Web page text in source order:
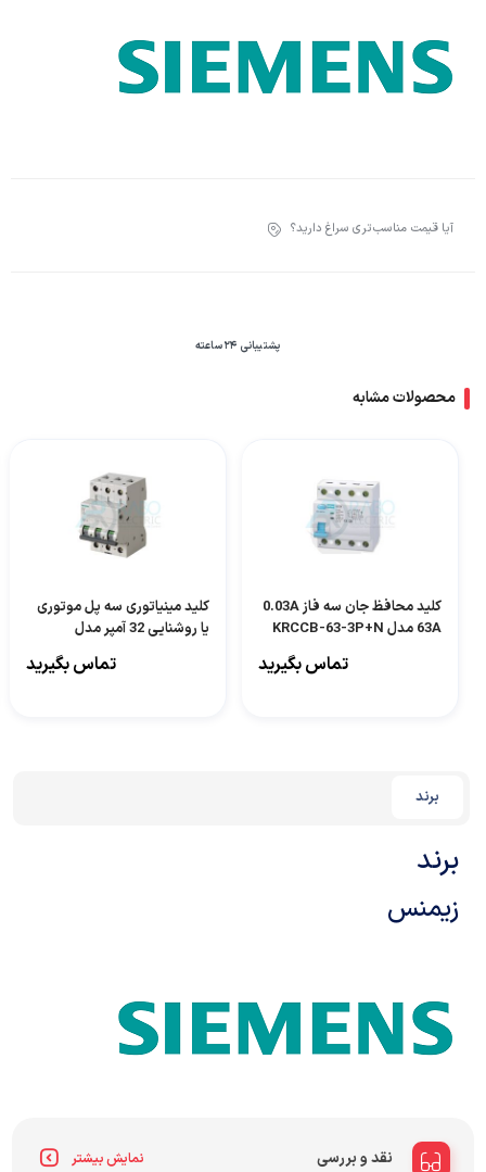
آیا قیمت مناسب‌تری سراغ دارید؟
پشتیبانی 24 ساعته
محصولات مشابه
کلید محافظ جان سه فاز 0.03A
63A مدل KRCCB-63-3P+N
تماس بگیرید
کلید مینیاتوری سه پل موتوری
یا روشنایی 32 آمپر مدل
تماس بگیرید
برند
برند
زیمنس
نقد و بررسی نمایش بیشتر